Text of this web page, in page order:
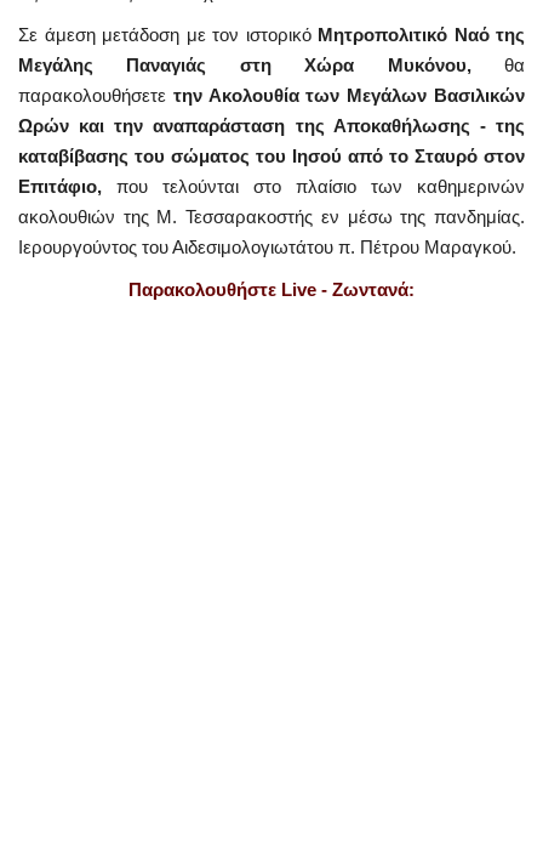
Σε άμεση μετάδοση με τον ιστορικό Μητροπολιτικό Ναό της
Μεγάλης Παναγιάς στη Χώρα Μυκόνου,θα
παρακολουθήσετε την Ακολουθία των Μεγάλων Βασιλικών
Ωρών και την αναπαράσταση της Αποκαθήλωσης - της
καταβίβασης του σώματος του Ιησού από το Σταυρό στον
Επιτάφιο, που τελούνται στο πλαίσιο των καθημερινών
ακολουθιών της Μ. Τεσσαρακοστής εν μέσω της πανδημίας.
Ιερουργούντος του Αιδεσιμολογιωτάτου π. Πέτρου Μαραγκού.
Παρακολουθήστε Live - Ζωντανά: